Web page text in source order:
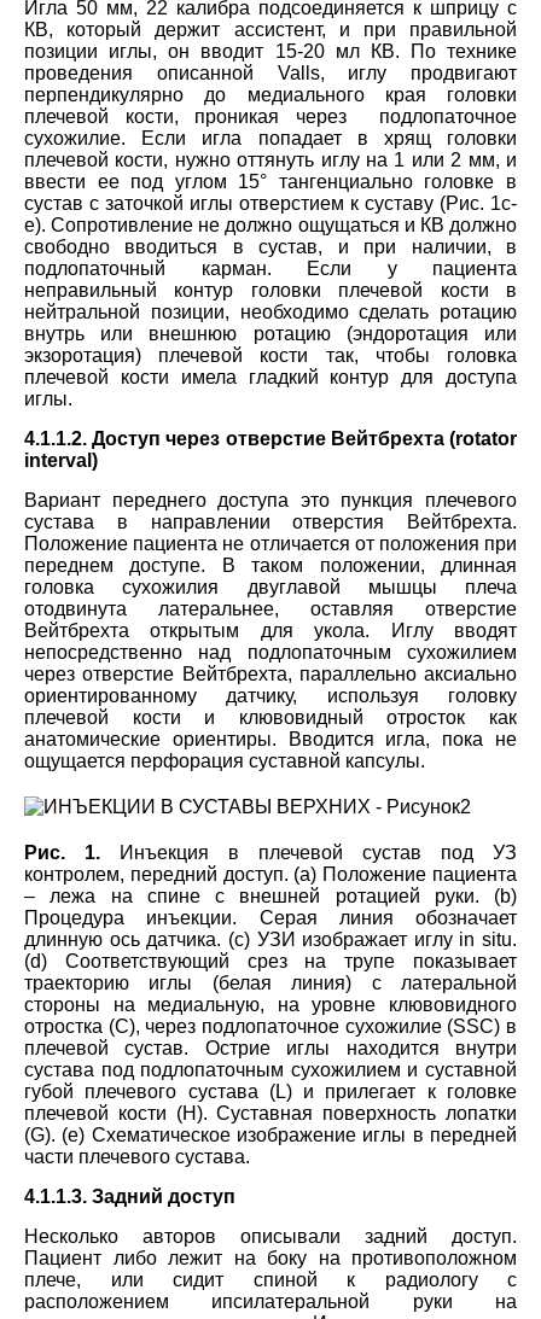
Игла 50 мм, 22 калибра подсоединяется к шприцу с
КВ, который держит ассистент, и при правильной
позиции иглы, он вводит 15-20 мл КВ. По технике
проведения описанной Valls, иглу продвигают
перпендикулярно до медиального края головки
плечевой кости, проникая через подлопаточное
сухожилие. Если игла попадает в хрящ головки
плечевой кости, нужно оттянуть иглу на 1 или 2 мм, и
ввести ее под углом 15° тангенциально головке в
сустав с заточкой иглы отверстием к суставу (Рис. 1с-
е). Сопротивление не должно ощущаться и КВ должно
свободно вводиться в сустав, и при наличии, в
подлопаточный карман. Если у пациента
неправильный контур головки плечевой кости в
нейтральной позиции, необходимо сделать ротацию
внутрь или внешнюю ротацию (эндоротация или
экзоротация) плечевой кости так, чтобы головка
плечевой кости имела гладкий контур для доступа
иглы.
4.1.1.2. Доступ через отверстие Вейтбрехта (rotator
interval)
Вариант переднего доступа это пункция плечевого
сустава в направлении отверстия Вейтбрехта.
Положение пациента не отличается от положения при
переднем доступе. В таком положении, длинная
головка сухожилия двуглавой мышцы плеча
отодвинута латеральнее, оставляя отверстие
Вейтбрехта открытым для укола. Иглу вводят
непосредственно над подлопаточным сухожилием
через отверстие Вейтбрехта, параллельно аксиально
ориентированному датчику, используя головку
плечевой кости и клювовидный отросток как
анатомические ориентиры. Вводится игла, пока не
ощущается перфорация суставной капсулы.
Рис. 1. Инъекция в плечевой сустав под УЗ
контролем, передний доступ. (а) Положение пациента
– лежа на спине с внешней ротацией руки. (b)
Процедура инъекции. Серая линия обозначает
длинную ось датчика. (c) УЗИ изображает иглу in situ.
(d) Соответствующий срез на трупе показывает
траекторию иглы (белая линия) с латеральной
стороны на медиальную, на уровне клювовидного
отростка (С), через подлопаточное сухожилие (SSC) в
плечевой сустав. Острие иглы находится внутри
сустава под подлопаточным сухожилием и суставной
губой плечевого сустава (L) и прилегает к головке
плечевой кости (H). Суставная поверхность лопатки
(G). (е) Схематическое изображение иглы в передней
части плечевого сустава.
4.1.1.3. Задний доступ
Несколько авторов описывали задний доступ.
Пациент либо лежит на боку на противоположном
плече, или сидит спиной к радиологу с
расположением ипсилатеральной руки на